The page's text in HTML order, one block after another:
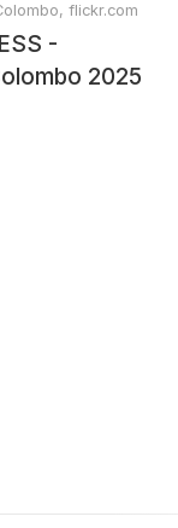
flickr.com
-
2025